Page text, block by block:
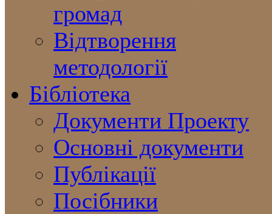
громад
Відтворення
методології
Бібліотека
Документи Проекту
Основні документи
Публікації
Посібники